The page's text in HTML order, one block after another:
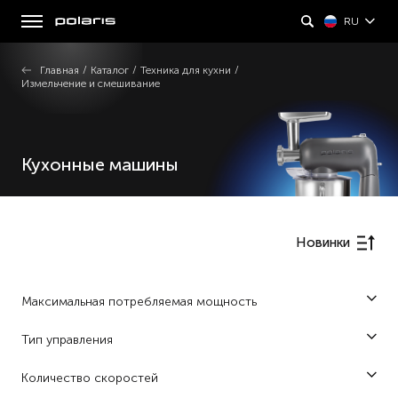
RU
Главная / Каталог / Техника для кухни /
Измельчение и смешивание
Кухонные машины
Новинки
Максимальная потребляемая мощность
Тип управления
Количество скоростей